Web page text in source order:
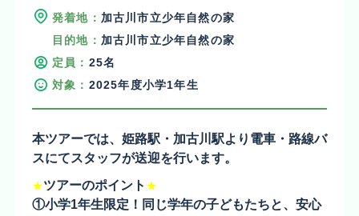
発着地： 加古川市立少年自然の家
目的地： 加古川市立少年自然の家
定員： 25名
対象： 2025年度小学1年生
本ツアーでは、姫路駅・加古川駅より電車・路線バ
スにてスタッフが送迎を行います。
★ツアーのポイント ★
①小学1年生限定！ 同じ学年の子どもたちと、安心